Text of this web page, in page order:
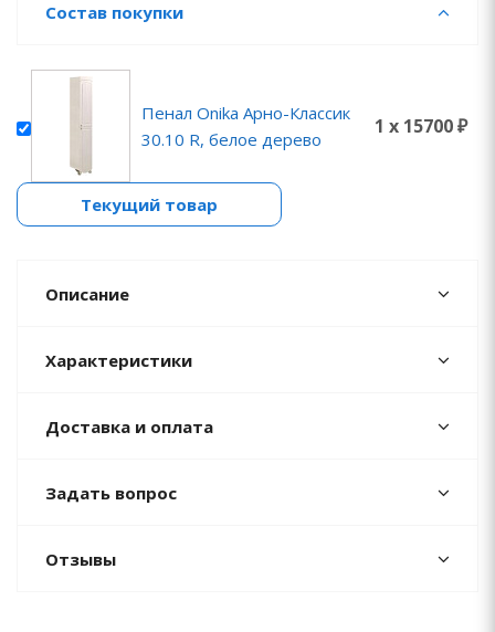
Состав покупки
Пенал Onika Арно-Классик
30.10 R, белое дерево
1 x 15700 ₽
Текущий товар
Описание
Характеристики
Доставка и оплата
Задать вопрос
Отзывы